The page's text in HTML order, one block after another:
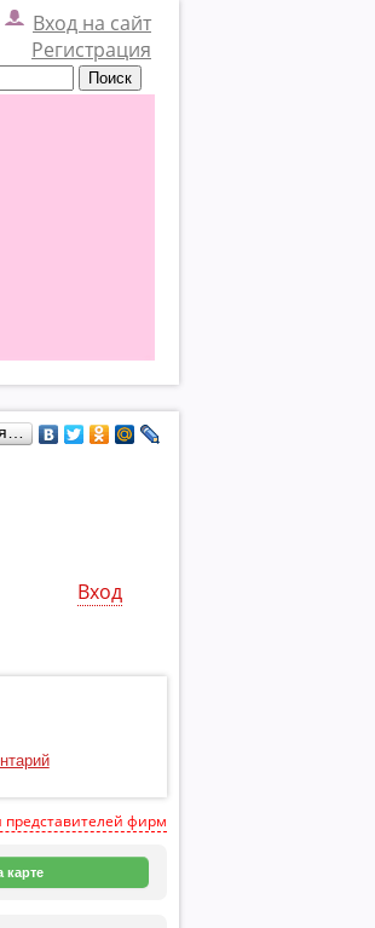
Вход на сайт
Регистрация
Вход
фирм
карте